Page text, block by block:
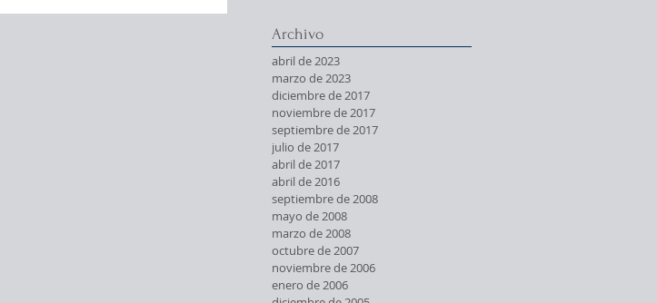
Archivo
abril de 2023
marzo de 2023
diciembre de 2017
noviembre de 2017
septiembre de 2017
julio de 2017
abril de 2017
abril de 2016
septiembre de 2008
mayo de 2008
marzo de 2008
octubre de 2007
noviembre de 2006
enero de 2006